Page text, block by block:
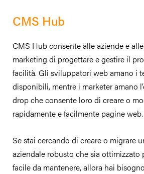
CMS Hub
CMS Hub consente alle aziende e
marketing di progettare e gestire il
facilità. Gli sviluppatori web amano i
disponibili, mentre i marketer amano
drop che consente loro di creare o
rapidamente e facilmente pagine web.
Se stai cercando di creare o migrare
aziendale robusto che sia ottimizzato
facile da mantenere, allora hai